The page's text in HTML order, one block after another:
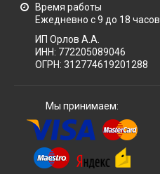
Время работы
Ежедневно с 9 до 18 часов
ИП Орлов А.А.
ИНН: 772205089046
ОГРН: 312774619201288
Мы принимаем: